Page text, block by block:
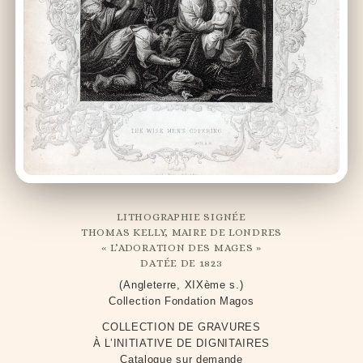
LITHOGRAPHIE SIGNÉE
THOMAS KELLY, MAIRE DE LONDRES
« L’ADORATION DES MAGES »
DATÉE DE 1823
(Angleterre, XIXème s.)
Collection Fondation Magos
COLLECTION DE GRAVURES
À L’INITIATIVE DE DIGNITAIRES
Catalogue sur demande